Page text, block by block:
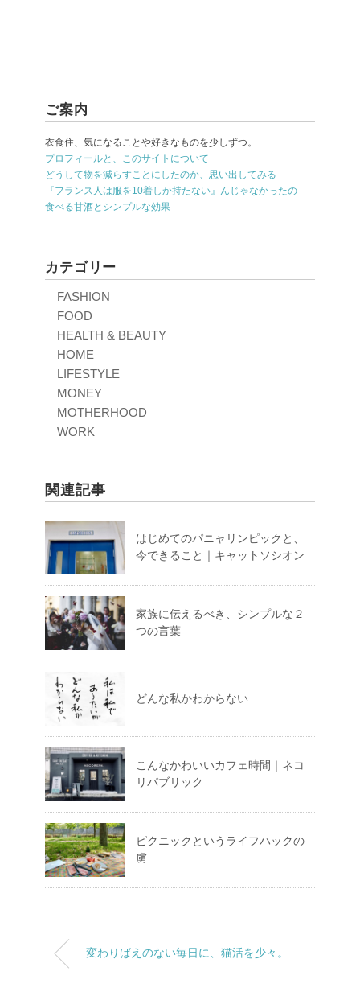
ご案内
衣食住、気になることや好きなものを少しずつ。
プロフィールと、このサイトについて
どうして物を減らすことにしたのか、思い出してみる
『フランス人は服を10着しか持たない』んじゃなかったの
食べる甘酒とシンプルな効果
カテゴリー
FASHION
FOOD
HEALTH & BEAUTY
HOME
LIFESTYLE
MONEY
MOTHERHOOD
WORK
関連記事
はじめてのパニャリンピックと、
今できること｜キャットソシオン
家族に伝えるべき、シンプルな２
つの言葉
どんな私かわからない
こんなかわいいカフェ時間｜ネコ
リパブリック
ピクニックというライフハックの
虜
変わりばえのない毎日に、猫活を少々。